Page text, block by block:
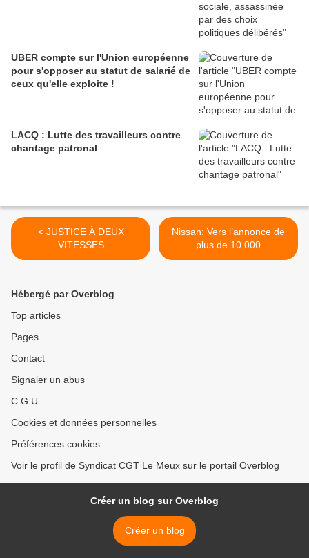
UBER compte sur l'Union européenne
pour s'opposer au statut de salarié de
ceux qu'elle exploite !
LACQ : Lutte des travailleurs contre
chantage patronal
< JUSTICE À DEUX
VITESSES
Nissan: Vers l’annonce de
plus de 10.000
suppressions d’emplois
Hébergé par Overblog
Top articles
Pages
Contact
Signaler un abus
C.G.U.
Cookies et données personnelles
Préférences cookies
Voir le profil de Syndicat CGT Le Meux sur le portail Overblog
Créer un blog sur Overblog
Créer un blog